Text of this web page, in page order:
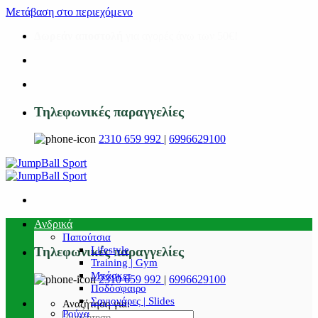
Μετάβαση στο περιεχόμενο
Τηλεφωνικές παραγγελίες
2310 659 992 | 6996629100
Τηλεφωνικές παραγγελίες
2310 659 992 | 6996629100
Αναζήτηση για:
Ανδρικά
Παπούτσια
Lifestyle
Training | Gym
Μπάσκετ
Ποδόσφαιρο
Σαγιονάρες | Slides
Ρούχα